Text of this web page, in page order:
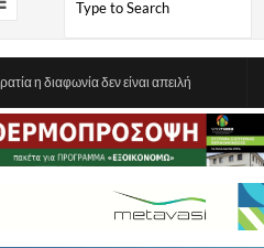
η διαφωνία δεν είναι απειλή